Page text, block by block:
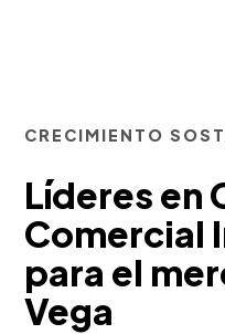
CRECIMIENTO
Líderes en
Comercial
para el
Vega